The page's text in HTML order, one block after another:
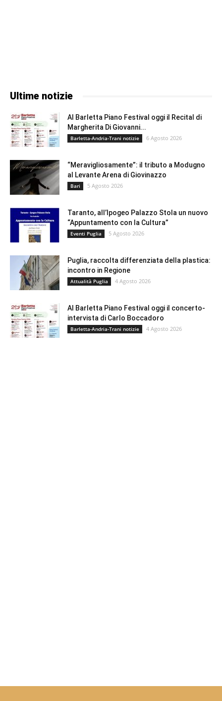
Ultime notizie
Al Barletta Piano Festival oggi il Recital di
Margherita Di Giovanni...
Barletta-Andria-Trani notizie 6 Agosto 2026
“Meravigliosamente”: il tributo a Modugno
al Levante Arena di Giovinazzo
Bari 5 Agosto 2026
Taranto, all’Ipogeo Palazzo Stola un nuovo
“Appuntamento con la Cultura”
Eventi Puglia 5 Agosto 2026
Puglia, raccolta differenziata della plastica:
incontro in Regione
Attualità Puglia 4 Agosto 2026
Al Barletta Piano Festival oggi il concerto-
intervista di Carlo Boccadoro
Barletta-Andria-Trani notizie 4 Agosto 2026